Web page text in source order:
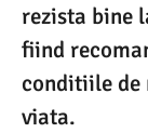
rezista bine
fiind
conditiile de
viata.